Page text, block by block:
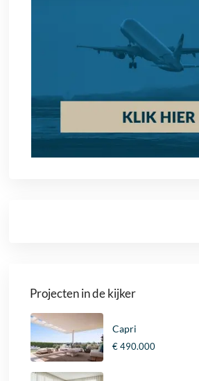
Projecten in de kijker
Capri
€ 490.000